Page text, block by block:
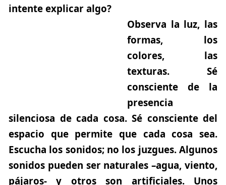
intente explicar algo?
Observa la luz, las
formas, los
colores, las
texturas. Sé
consciente de la
presencia
silenciosa de cada cosa. Sé consciente del
espacio que permite que cada cosa sea.
Escucha los sonidos; no los juzgues. Algunos
sonidos pueden ser naturales –agua, viento,
pájaros- y otros son artificiales. Unos